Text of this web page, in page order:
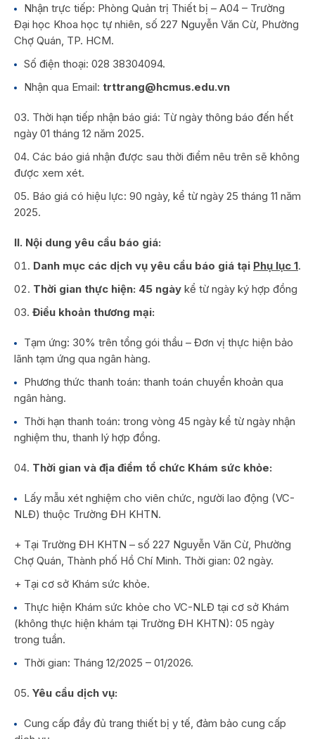
Nhận trực tiếp: Phòng Quản trị Thiết bị – A04 – Trường
Đại học Khoa học tự nhiên, số 227 Nguyễn Văn Cừ, Phường
Chợ Quán, TP. HCM.
Số điện thoại: 028 38304094.
Nhận qua Email: trttrang@hcmus.edu.vn
Thời hạn tiếp nhận báo giá: Từ ngày thông báo đến hết
ngày 01 tháng 12 năm 2025.
Các báo giá nhận được sau thời điểm nêu trên sẽ không
được xem xét.
Báo giá có hiệu lực: 90 ngày, kể từ ngày 25 tháng 11 năm
2025.
II. Nội dung yêu cầu báo giá:
Danh mục các dịch vụ yêu cầu báo giá tại Phụ lục 1.
Thời gian thực hiện: 45 ngày kể từ ngày ký hợp đồng
Điều khoản thương mại:
Tạm ứng: 30% trên tổng gói thầu – Đơn vị thực hiện bảo
lãnh tạm ứng qua ngân hàng.
Phương thức thanh toán: thanh toán chuyển khoản qua
ngân hàng.
Thời hạn thanh toán: trong vòng 45 ngày kể từ ngày nhận
nghiệm thu, thanh lý hợp đồng.
Thời gian và địa điểm tổ chức Khám sức khỏe:
Lấy mẫu xét nghiệm cho viên chức, người lao động (VC-
NLĐ) thuộc Trường ĐH KHTN.
+ Tại Trường ĐH KHTN – số 227 Nguyễn Văn Cừ, Phường
Chợ Quán, Thành phố Hồ Chí Minh. Thời gian: 02 ngày.
+ Tại cơ sở Khám sức khỏe.
Thực hiện Khám sức khỏe cho VC-NLĐ tại cơ sở Khám
(không thực hiện khám tại Trường ĐH KHTN): 05 ngày
trong tuần.
Thời gian: Tháng 12/2025 – 01/2026.
Yêu cầu dịch vụ:
Cung cấp đầy đủ trang thiết bị y tế, đảm bảo cung cấp